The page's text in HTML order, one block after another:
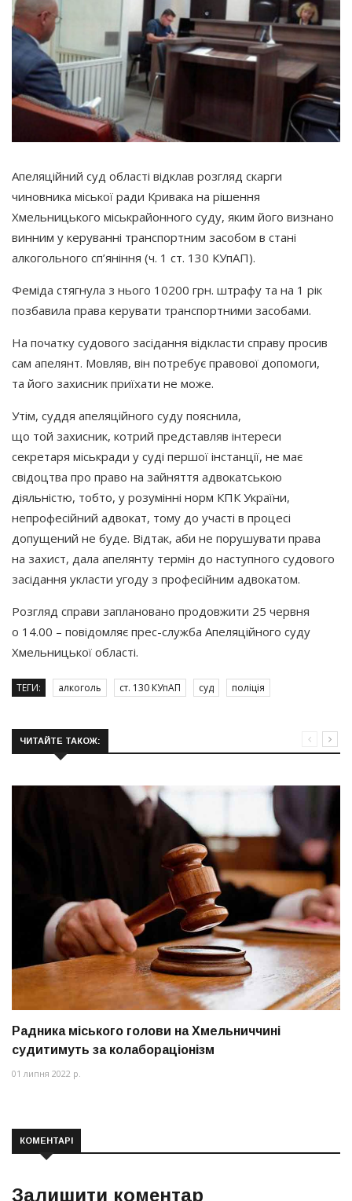
Апеляційний суд області відклав розгляд скарги
чиновника міської ради Кривака на рішення
Хмельницького міськрайонного суду, яким його визнано
винним у керуванні транспортним засобом в стані
алкогольного сп’яніння (ч. 1 ст. 130 КУпАП).
Феміда стягнула з нього 10200 грн. штрафу та на 1 рік
позбавила права керувати транспортними засобами.
На початку судового засідання відкласти справу просив
сам апелянт. Мовляв, він потребує правової допомоги,
та його захисник приїхати не може.
Утім, суддя апеляційного суду пояснила,
що той захисник, котрий представляв інтереси
секретаря міськради у суді першої інстанції, не має
свідоцтва про право на зайняття адвокатською
діяльністю, тобто, у розумінні норм КПК України,
непрофесійний адвокат, тому до участі в процесі
допущений не буде. Відтак, аби не порушувати права
на захист, дала апелянту термін до наступного судового
засідання укласти угоду з професійним адвокатом.
Розгляд справи заплановано продовжити 25 червня
о 14.00 – повідомляє прес-служба Апеляційного суду
Хмельницької області.
ТЕГИ: алкоголь ст. 130 КУпАП суд поліція
ЧИТАЙТЕ ТАКОЖ:
Радника міського голови на Хмельниччині
судитимуть за колабораціонізм
01 липня 2022 р.
КОМЕНТАРІ
Залишити коментар